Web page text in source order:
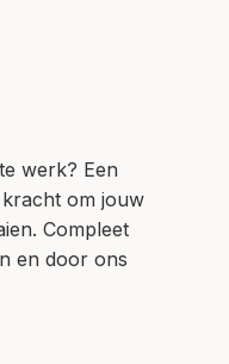
werk? Een
om jouw
Compleet
en door ons